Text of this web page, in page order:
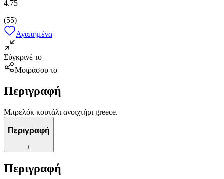
4.75
(55)
Αγαπημένα
Σύγκρινέ το
Μοιράσου το
Περιγραφή
Μπρελόκ κουτάλι ανοιχτήρι greece.
Περιγραφή
+
Περιγραφή